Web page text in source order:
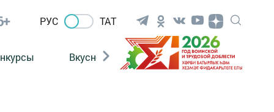
РУС ТАТ
Вкусности Фотогалерея